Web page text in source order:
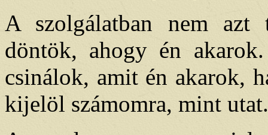
A szolgálatban nem azt
döntök, ahogy én
csinálok, amit én akarok,
kijelöl számomra, mint utat.